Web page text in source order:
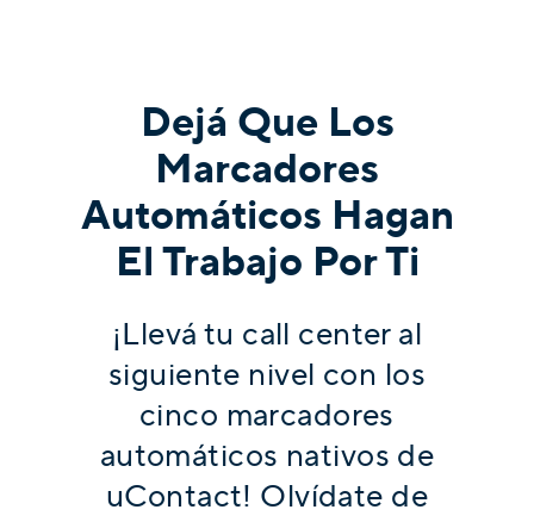
Dejá Que Los
Marcadores
Automáticos Hagan
El Trabajo Por Ti
¡Llevá tu call center al
siguiente nivel con los
cinco marcadores
automáticos nativos de
uContact! Olvídate de